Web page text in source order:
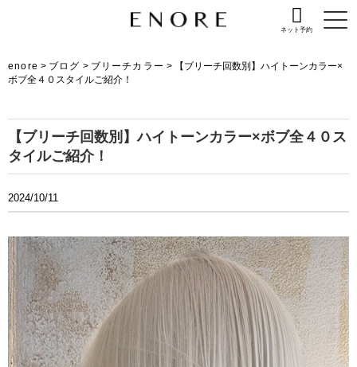
ネット予約
enore > ブログ > ブリーチカラー >
【ブリーチ回数別】ハイトーンカラー×
ボブ全４０スタイルご紹介！
【ブリーチ回数別】ハイトーンカラー×ボブ全４０ス
タイルご紹介！
2024/10/11